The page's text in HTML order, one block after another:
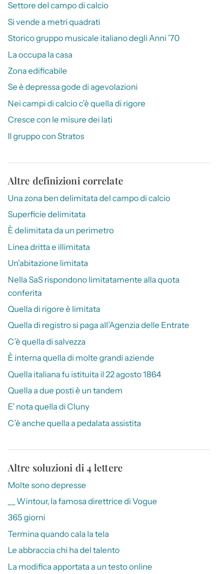
Settore del campo di calcio
Si vende a metri quadrati
Storico gruppo musicale italiano degli Anni ’70
La occupa la casa
Zona edificabile
Se è depressa gode di agevolazioni
Nei campi di calcio c’è quella di rigore
Cresce con le misure dei lati
Il gruppo con Stratos
Altre definizioni correlate
Una zona ben delimitata del campo di calcio
Superficie delimitata
È delimitata da un perimetro
Linea dritta e illimitata
Un’abitazione limitata
Nella SaS rispondono limitatamente alla quota
conferita
Quella di rigore è limitata
Quella di registro si paga all’Agenzia delle Entrate
C’è quella di salvezza
È interna quella di molte grandi aziende
Quella italiana fu istituita il 22 agosto 1864
Quella a due posti è un tandem
E’ nota quella di Cluny
C’è anche quella a pedalata assistita
Altre soluzioni di 4 lettere
Molte sono depresse
__ Wintour, la famosa direttrice di Vogue
365 giorni
Termina quando cala la tela
Le abbraccia chi ha del talento
La modifica apportata a un testo online